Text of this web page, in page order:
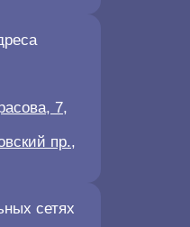
сетях
7,
пр.,